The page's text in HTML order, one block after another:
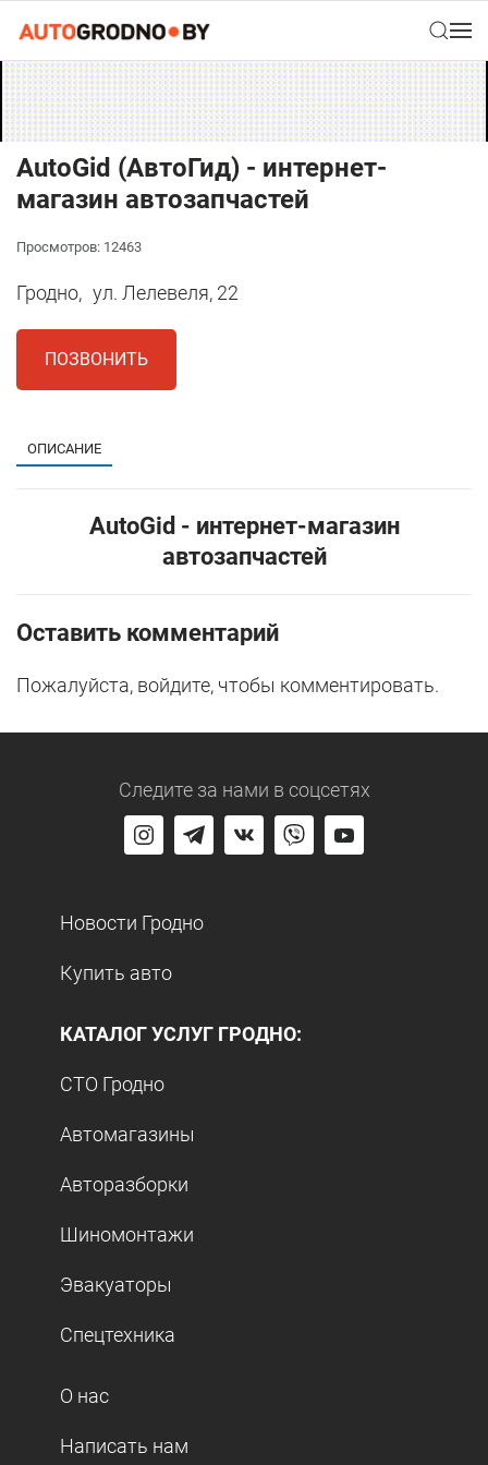
AutoGid (АвтоГид) - интернет-
магазин автозапчастей
Просмотров: 12463
Гродно, ул. Лелевеля, 22
ПОЗВОНИТЬ
ОПИСАНИЕ
AutoGid - интернет-магазин
автозапчастей
Оставить комментарий
Пожалуйста, войдите, чтобы комментировать.
Следите за нами в соцсетях
Новости Гродно
Купить авто
КАТАЛОГ УСЛУГ ГРОДНО:
СТО Гродно
Автомагазины
Авторазборки
Шиномонтажи
Эвакуаторы
Спецтехника
О нас
Написать нам